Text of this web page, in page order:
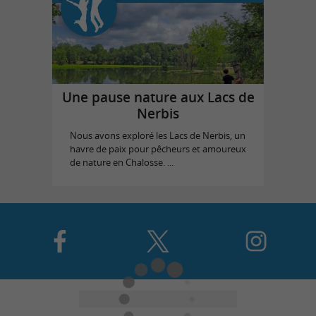
Une pause nature aux Lacs de
Nerbis
Nous avons exploré les Lacs de Nerbis, un
havre de paix pour pêcheurs et amoureux
de nature en Chalosse. ...